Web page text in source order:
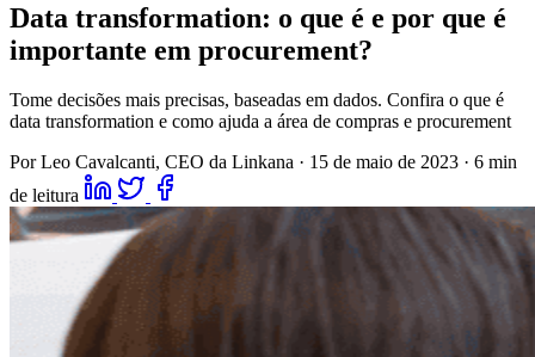
Data transformation: o que é e por que é
importante em procurement?
Tome decisões mais precisas, baseadas em dados. Confira o que é
data transformation e como ajuda a área de compras e procurement
Por Leo Cavalcanti, CEO da Linkana · 15 de maio de 2023 · 6 min
de leitura